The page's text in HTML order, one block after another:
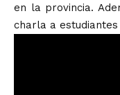
en la provincia.
charla a